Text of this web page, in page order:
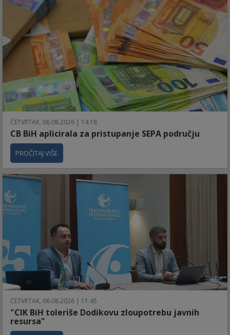
ČETVRTAK, 06.08.2026 | 14:18
CB BiH aplicirala za pristupanje SEPA području
PROČITAJ VIŠE
ČETVRTAK, 06.08.2026 | 11:45
"CIK BiH toleriše Dodikovu zloupotrebu javnih
resursa"